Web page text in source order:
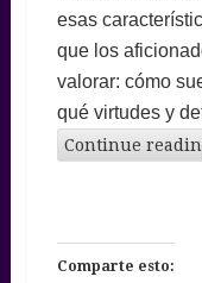
esas
que los
valorar: cómo
qué virtudes y
Continue
Comparte esto: